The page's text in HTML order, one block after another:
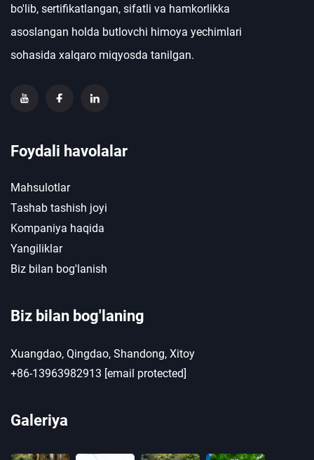
bo'lib, sertifikatlangan, sifatli va hamkorlikka
asoslangan holda butlovchi himoya yechimlari
sohasida xalqaro miqyosda tanilgan.
Foydali havolalar
Mahsulotlar
Tashab tashish joyi
Kompaniya haqida
Yangiliklar
Biz bilan bog'lanish
Biz bilan bog'laning
Xuangdao, Qingdao, Shandong, Xitoy
+86-13963982913 [email protected]
Galeriya